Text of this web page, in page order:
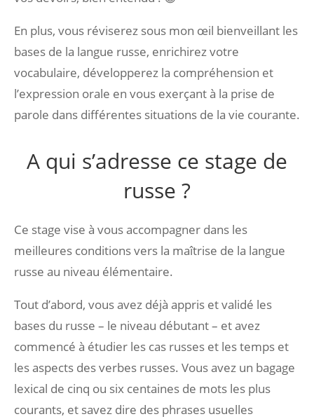
En plus, vous réviserez sous mon œil bienveillant les
bases de la langue russe, enrichirez votre
vocabulaire, développerez la compréhension et
l’expression orale en vous exerçant à la prise de
parole dans différentes situations de la vie courante.
A qui s’adresse ce stage de
russe ?
Ce stage vise à vous accompagner dans les
meilleures conditions vers la maîtrise de la langue
russe au niveau élémentaire.
Tout d’abord, vous avez déjà appris et validé les
bases du russe – le niveau débutant – et avez
commencé à étudier les cas russes et les temps et
les aspects des verbes russes. Vous avez un bagage
lexical de cinq ou six centaines de mots les plus
courants, et savez dire des phrases usuelles